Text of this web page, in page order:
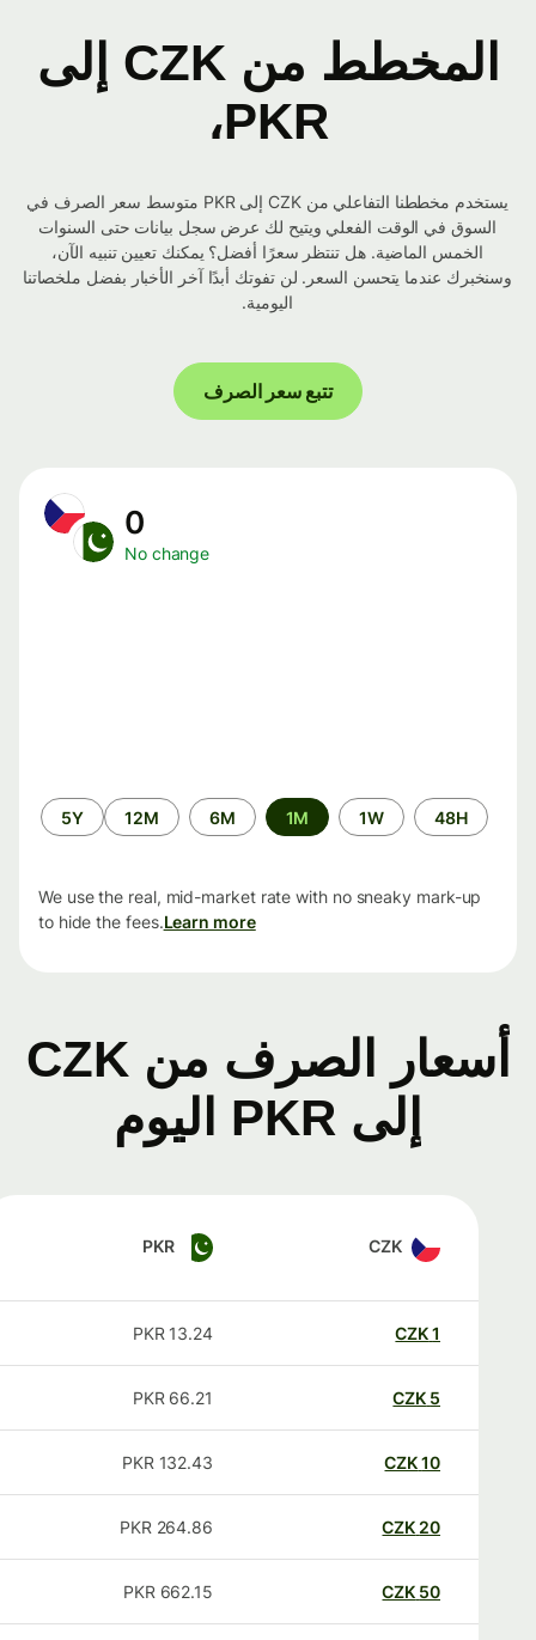
المخطط من CZK إلى
PKR،
يستخدم مخططنا التفاعلي من CZK إلى PKR متوسط ​​سعر الصرف في
السوق في الوقت الفعلي ويتيح لك عرض سجل بيانات حتى السنوات
الخمس الماضية. هل تنتظر سعرًا أفضل؟ يمكنك تعيين تنبيه الآن،
وسنخبرك عندما يتحسن السعر. لن تفوتك أبدًا آخر الأخبار بفضل ملخصاتنا
اليومية.
تتبع سعر الصرف
No change
الفترة
الزمنية
48H
1W
1M
6M
12M
5Y
We use the real, mid-market rate with no sneaky mark-up
to hide the fees.Learn more
أسعار الصرف من CZK
إلى PKR اليوم
CZK
PKR
CZK
13.24
PKR
CZK
66.21
PKR
CZK
132.43
PKR
20
CZK
264.86
PKR
50
CZK
662.15
PKR